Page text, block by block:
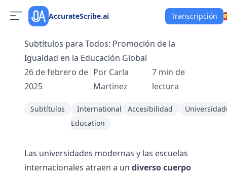
AccurateScribe.ai Transcripción
Subtítulos para Todos: Promoción de la
Igualdad en la Educación Global
26 de febrero de
2025
Por Carla
Martinez
7 min de
lectura
Subtítulos
International
Education
Accesibilidad
Las universidades modernas y las escuelas
internacionales atraen a un diverso cuerpo